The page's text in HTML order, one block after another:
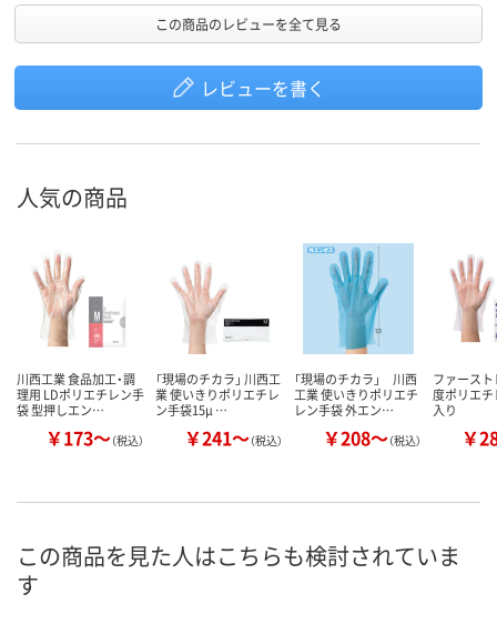
この商品のレビューを全て見る
レビューを書く
人気の商品
川西工業 食品加工・調
理用 LDポリエチレン手
袋 型押しエン…
￥173～（税込）
「現場のチカラ」 川西工
業 使いきりポリエチレ
ン手袋15μ …
￥241～（税込）
「現場のチカラ」 川西
工業 使いきりポリエチ
レン手袋 外エン…
￥208～（税込）
ファース
度ポリエ
入り
￥
この商品を見た人はこちらも検討されていま
す